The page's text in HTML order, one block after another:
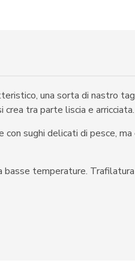
una sorta di nastro
tra parte liscia e arricciata.
sughi delicati di pesce,
temperature.